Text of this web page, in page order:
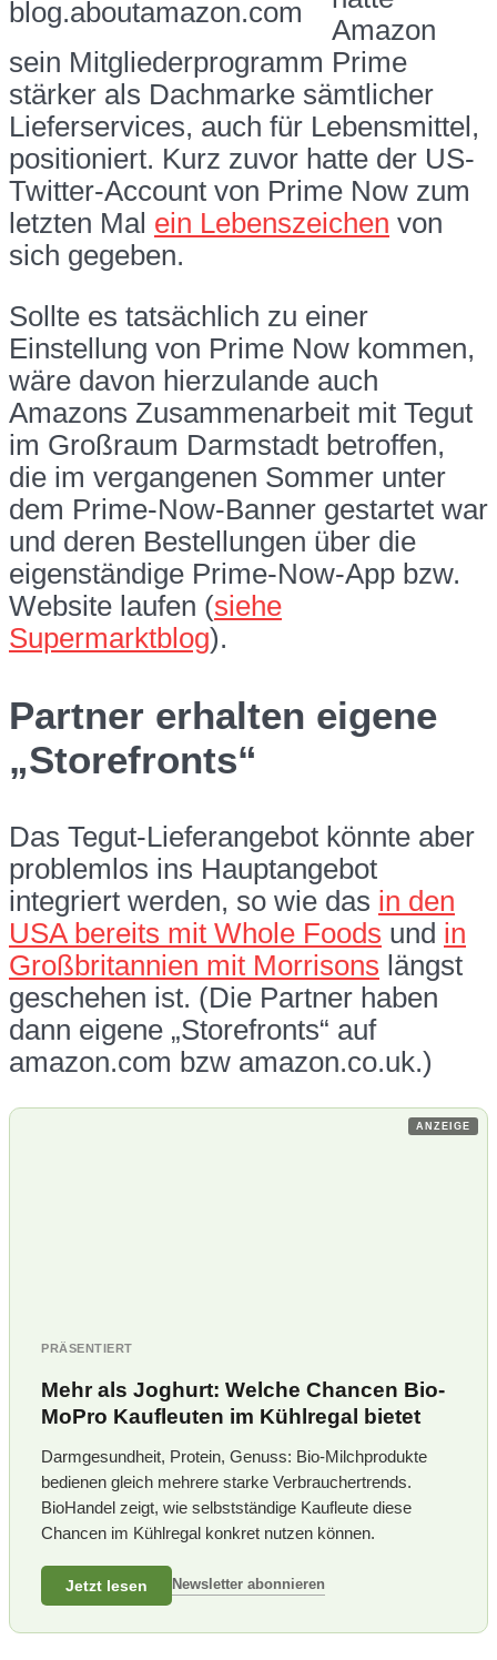
blog.aboutamazon.com
Amazon
sein Mitgliederprogramm Prime
stärker als Dachmarke sämtlicher
Lieferservices, auch für Lebensmittel,
positioniert. Kurz zuvor hatte der US-
Twitter-Account von Prime Now zum
letzten Mal ein Lebenszeichen von
sich gegeben.
Sollte es tatsächlich zu einer
Einstellung von Prime Now kommen,
wäre davon hierzulande auch
Amazons Zusammenarbeit mit Tegut
im Großraum Darmstadt betroffen,
die im vergangenen Sommer unter
dem Prime-Now-Banner gestartet war
und deren Bestellungen über die
eigenständige Prime-Now-App bzw.
Website laufen (siehe
Supermarktblog).
Partner erhalten eigene
„Storefronts“
Das Tegut-Lieferangebot könnte aber
problemlos ins Hauptangebot
integriert werden, so wie das in den
USA bereits mit Whole Foods und in
Großbritannien mit Morrisons längst
geschehen ist. (Die Partner haben
dann eigene „Storefronts“ auf
amazon.com bzw amazon.co.uk.)
PRÄSENTIERT
Mehr als Joghurt: Welche Chancen Bio-
MoPro Kaufleuten im Kühlregal bietet
Darmgesundheit, Protein, Genuss: Bio-Milchprodukte
bedienen gleich mehrere starke Verbrauchertrends.
BioHandel zeigt, wie selbstständige Kaufleute diese
Chancen im Kühlregal konkret nutzen können.
Jetzt lesen Newsletter abonnieren
ANZEIGE